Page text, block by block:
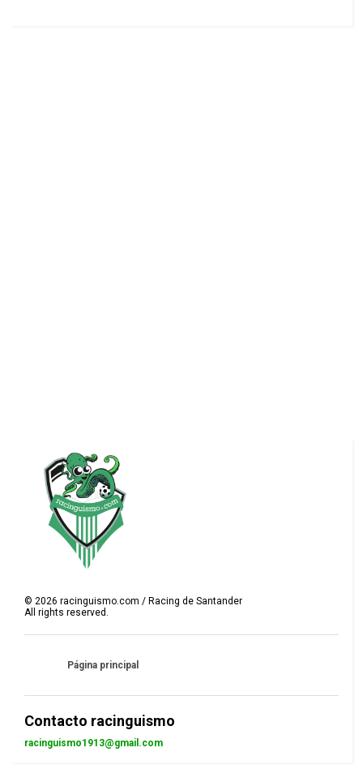
©2026 racinguismo.com / Racing de Santander
All rights reserved.
Página principal
Contacto racinguismo
racinguismo1913@gmail.com